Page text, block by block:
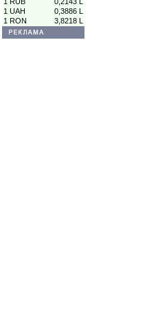
1 UAH
0,3886 L
1 RON
3,8218 L